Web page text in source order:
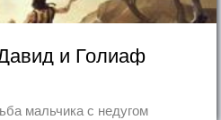
и Голиаф
мальчика с недугом